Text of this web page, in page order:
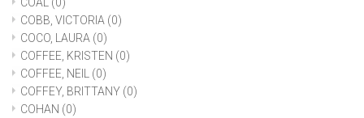
COBB, VICTORIA (0)
COCO, LAURA (0)
COFFEE, KRISTEN (0)
COFFEE, NEIL (0)
COFFEY, BRITTANY (0)
COHAN (0)